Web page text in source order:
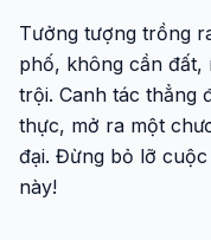
Tưởng tượng trồng
phố, không cần
trội. Canh tác thẳng
thực, mở ra một
đại. Đừng bỏ lỡ
này!